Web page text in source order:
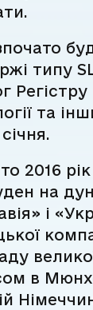
типу
Регістру
та
2016
на
і
в